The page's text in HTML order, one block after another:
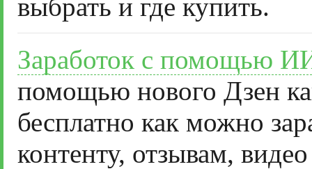
выбрать и где купить.
Заработок с помощью
помощью нового Дзен
бесплатно как можно
контенту, отзывам,